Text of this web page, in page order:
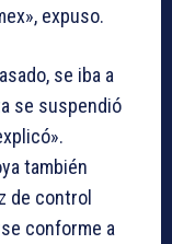
expuso.
se iba a
se suspendió
también
de control
conforme a